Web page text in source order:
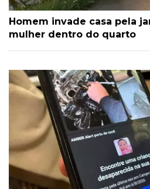
Homem invade casa pela
mulher dentro do quarto